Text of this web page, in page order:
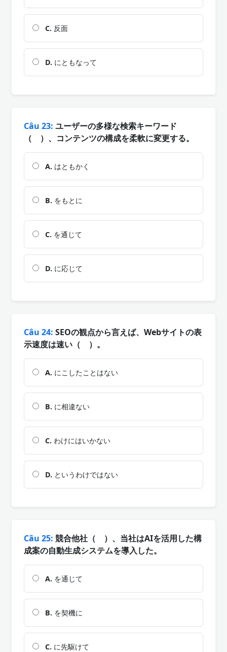
C. 反面
D. にともなって
Câu 23: ユーザーの多様な検索キーワード
（ ）、コンテンツの構成を柔軟に変更する。
A. はともかく
B. をもとに
C. を通じて
D. に応じて
Câu 24: SEOの観点から言えば、Webサイトの表
示速度は速い（ ）。
A. にこしたことはない
B. に相違ない
C. わけにはいかない
D. というわけではない
Câu 25: 競合他社（ ）、当社はAIを活用した構
成案の自動生成システムを導入した。
A. を通じて
B. を契機に
C. に先駆けて